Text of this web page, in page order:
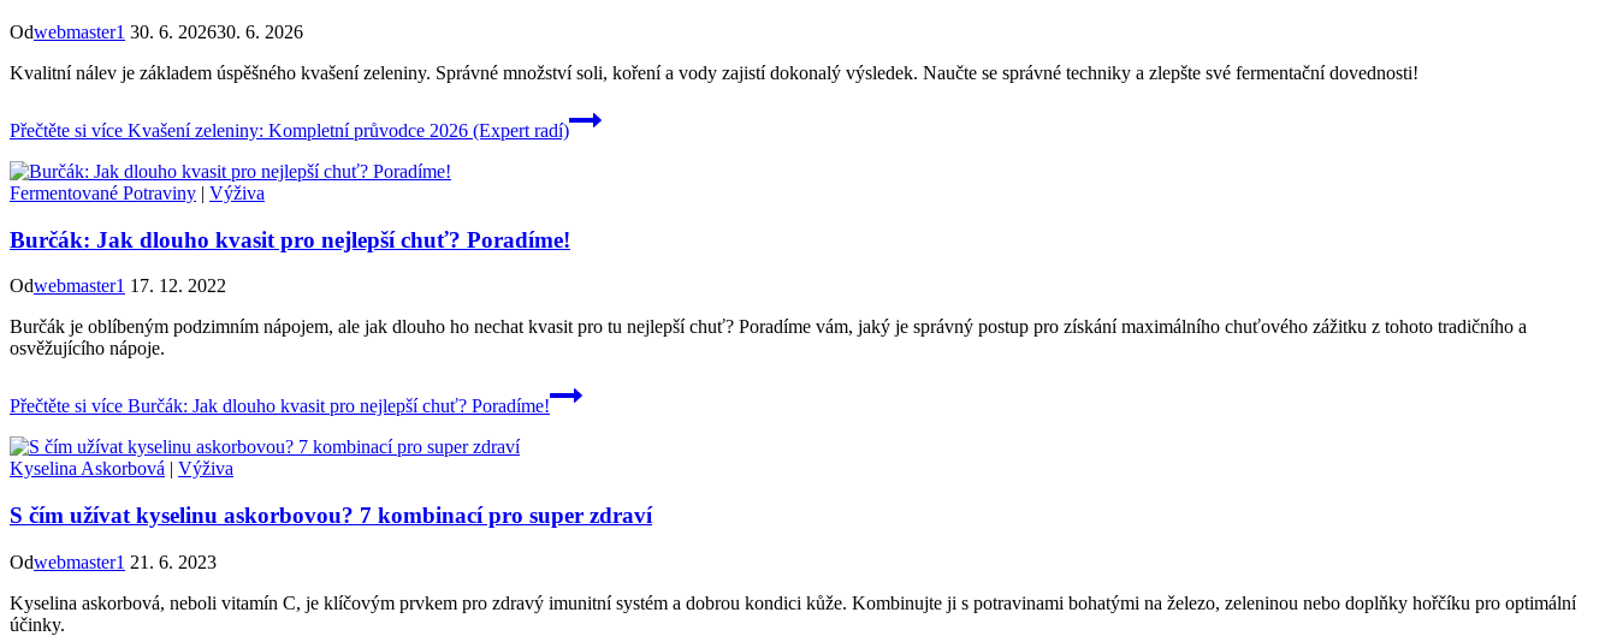
Odwebmaster1 30. 6. 202630. 6. 2026
Kvalitní nálev je základem úspěšného kvašení zeleniny. Správné množství soli, koření a vody zajistí dokonalý výsledek. Naučte se správné techniky a zlepšte své fermentační dovednosti!
Přečtěte si více Kvašení zeleniny: Kompletní průvodce 2026 (Expert radí)
Fermentované Potraviny | Výživa
Burčák: Jak dlouho kvasit pro nejlepší chuť? Poradíme!
Odwebmaster1 17. 12. 2022
Burčák je oblíbeným podzimním nápojem, ale jak dlouho ho nechat kvasit pro tu nejlepší chuť? Poradíme vám, jaký je správný postup pro získání maximálního chuťového zážitku z tohoto tradičního a
osvěžujícího nápoje.
Přečtěte si více Burčák: Jak dlouho kvasit pro nejlepší chuť? Poradíme!
Kyselina Askorbová | Výživa
S čím užívat kyselinu askorbovou? 7 kombinací pro super zdraví
Odwebmaster1 21. 6. 2023
Kyselina askorbová, neboli vitamín C, je klíčovým prvkem pro zdravý imunitní systém a dobrou kondici kůže. Kombinujte ji s potravinami bohatými na železo, zeleninou nebo doplňky hořčíku pro optimální
účinky.